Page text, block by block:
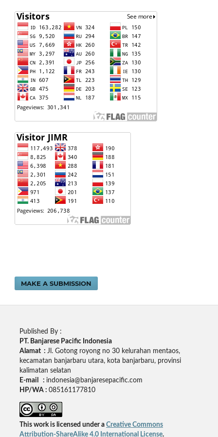
MAKE A SUBMISSION
Published By :
PT. Banjarese Pacific Indonesia
Alamat : Jl. Gotong royong no 30 kelurahan mentaos,
kecamatan banjarbaru utara, kota banjarbaru, provinsi
kalimatan selatan
E-mail : indonesia@banjaresepacific.com
HP/WA : 085161177810
This work is licensed under a Creative Commons
Attribution-ShareAlike 4.0 International License.